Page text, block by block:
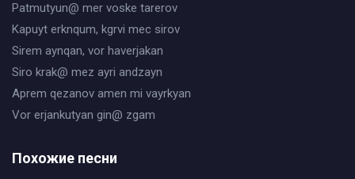
Patmutyun@ mer voske tarerov
Kapuyt erknqum, kgrvi mec sirov
Sirem aynqan, vor haverjakan
Siro krak@ mez ayri andzayn
Aprem qezanov amen mi vayrkyan
Vor erjankutyan gin@ zgam
Похожие песни